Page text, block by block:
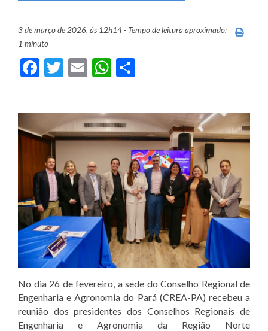
3 de março de 2026, às 12h14 - Tempo de leitura aproximado:
1 minuto
Facebook
Twitter
EmailWhatsApp
No dia 26 de fevereiro, a sede do Conselho Regional de
Engenharia e Agronomia do Pará (CREA-PA) recebeu a
reunião dos presidentes dos Conselhos Regionais de
Engenharia e Agronomia da Região Norte